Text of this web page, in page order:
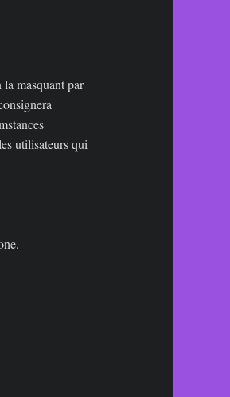
masquant par
utilisateurs qui